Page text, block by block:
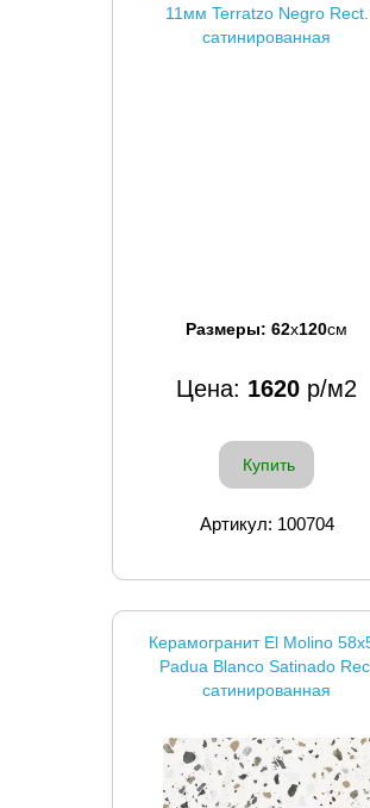
11мм Terratzo Negro Rect.
сатинированная
Размеры: 62x120см
Цена: 1620 р/м2
Купить
Артикул: 100704
Керамогранит El Molino
Padua Blanco Satinado
сатинированная